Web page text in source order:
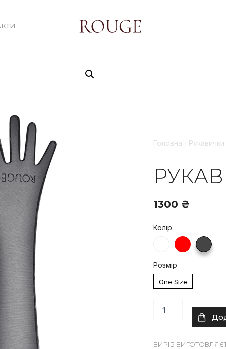
Головна Рукавички
1300 ₴
Колір
Розмір
One Size
Рукавички
ROUGE
кількість
ВИРІБ